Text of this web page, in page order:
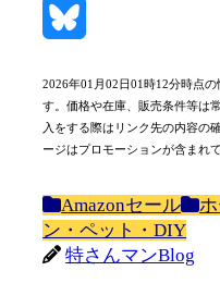
Mastodon
2026年01月02日01時12分時点
す。価格や在庫、販売条件等は
入をする際はリンク先の内容の
ージはプロモーションが含まれ
Amazonセール
ン・ペット・DIY
特さんマンBlog